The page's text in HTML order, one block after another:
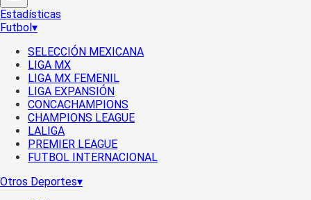
Estadísticas
Futbol▾
SELECCIÓN MEXICANA
LIGA MX
LIGA MX FEMENIL
LIGA EXPANSIÓN
CONCACHAMPIONS
CHAMPIONS LEAGUE
LALIGA
PREMIER LEAGUE
FUTBOL INTERNACIONAL
Otros Deportes▾